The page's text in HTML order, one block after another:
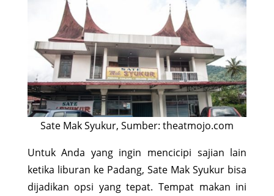
Sate Mak Syukur, Sumber: theatmojo.com
Untuk Anda yang ingin mencicipi sajian lain
ketika liburan ke Padang, Sate Mak Syukur bisa
dijadikan opsi yang tepat. Tempat makan ini